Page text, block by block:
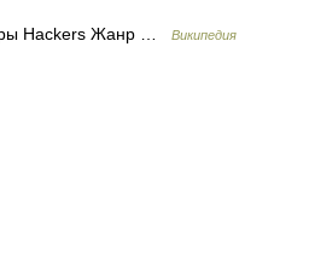
Hackers Жанр … Википедия